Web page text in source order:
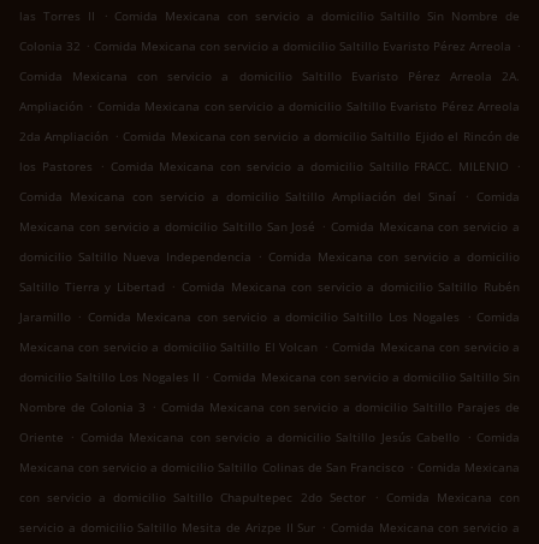
las Torres II
. Comida Mexicana con servicio a domicilio Saltillo Sin Nombre de
Colonia 32 . Comida Mexicana con servicio a domicilio Saltillo Evaristo Pérez Arreola .
Comida Mexicana con servicio a domicilio Saltillo Evaristo Pérez Arreola 2A.
Ampliación . Comida Mexicana con servicio a domicilio Saltillo Evaristo Pérez Arreola
2da Ampliación . Comida Mexicana con servicio a domicilio Saltillo Ejido el Rincón de
los Pastores
. Comida Mexicana con servicio a domicilio Saltillo FRACC. MILENIO
.
Comida Mexicana con servicio a domicilio Saltillo Ampliación del Sinaí
. Comida
Mexicana con servicio a domicilio Saltillo San José . Comida Mexicana con servicio a
domicilio Saltillo Nueva Independencia . Comida Mexicana con servicio a domicilio
Saltillo Tierra y Libertad . Comida Mexicana con servicio a domicilio Saltillo Rubén
Jaramillo . Comida Mexicana con servicio a domicilio Saltillo Los Nogales . Comida
Mexicana con servicio a domicilio Saltillo El Volcan . Comida Mexicana con servicio a
domicilio Saltillo Los Nogales II . Comida Mexicana con servicio a domicilio Saltillo Sin
Nombre de Colonia 3 . Comida Mexicana con servicio a domicilio Saltillo Parajes de
Oriente . Comida Mexicana con servicio a domicilio Saltillo Jesús Cabello . Comida
Mexicana con servicio a domicilio Saltillo Colinas de San Francisco . Comida Mexicana
con servicio a domicilio Saltillo Chapultepec 2do Sector
. Comida Mexicana con
servicio a domicilio Saltillo Mesita de Arizpe II Sur . Comida Mexicana con servicio a